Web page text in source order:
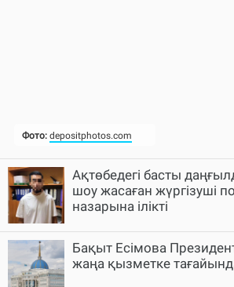
Ақтөбедегі басты
шоу жасаған жүргізуші
назарына ілікті
Бақыт Есімова Президент
жаңа қызметке